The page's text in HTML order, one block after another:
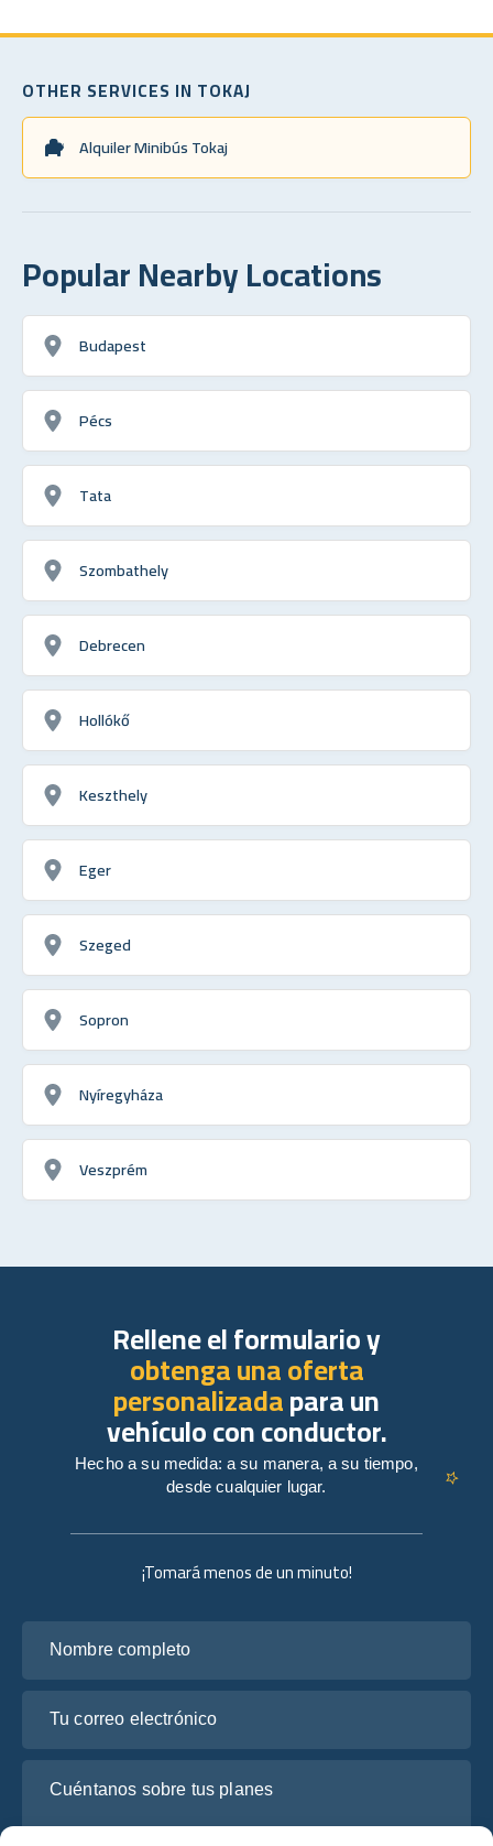
OTHER SERVICES IN TOKAJ
Alquiler Minibús Tokaj
Popular Nearby Locations
Budapest
Pécs
Tata
Szombathely
Debrecen
Hollókő
Keszthely
Eger
Szeged
Sopron
Nyíregyháza
Veszprém
¡Tomará menos de un minuto!
Rellene el formulario y
obtenga una oferta
personalizadapara un
vehículo con conductor.
Hecho a su medida: a su manera, a su tiempo,
desde cualquier lugar.